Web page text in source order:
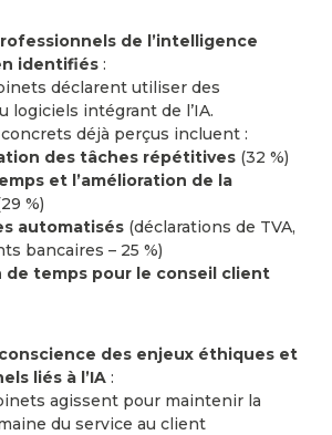
de l’intelligence
identifiés :
déclarent utiliser des
logiciels intégrant de l’IA.
déjà perçus incluent :
des tâches répétitives (32 %)
et l’amélioration de la
%)
automatisés (déclarations de TVA,
bancaires – 25 %)
de temps pour le conseil client
des enjeux éthiques et
liés à l’IA :
agissent pour maintenir la
du service au client